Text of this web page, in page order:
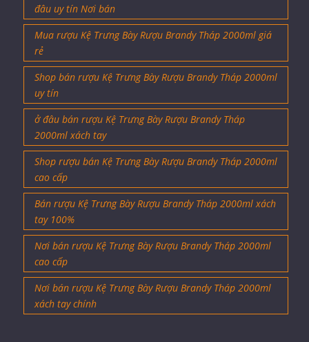
đâu uy tín Nơi bán
Mua rượu Kệ Trưng Bày Rượu Brandy Tháp 2000ml giá
rẻ
Shop bán rượu Kệ Trưng Bày Rượu Brandy Tháp 2000ml
uy tín
ở đâu bán rượu Kệ Trưng Bày Rượu Brandy Tháp
2000ml xách tay
Shop rượu bán Kệ Trưng Bày Rượu Brandy Tháp 2000ml
cao cấp
Bán rượu Kệ Trưng Bày Rượu Brandy Tháp 2000ml xách
tay 100%
Nơi bán rượu Kệ Trưng Bày Rượu Brandy Tháp 2000ml
cao cấp
Nơi bán rượu Kệ Trưng Bày Rượu Brandy Tháp 2000ml
xách tay chính